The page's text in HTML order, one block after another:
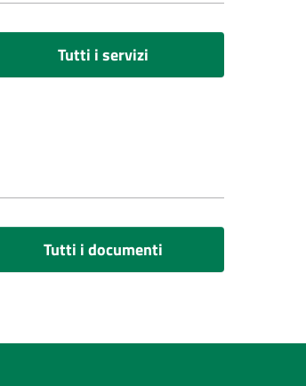
Tutti i servizi
Tutti i documenti